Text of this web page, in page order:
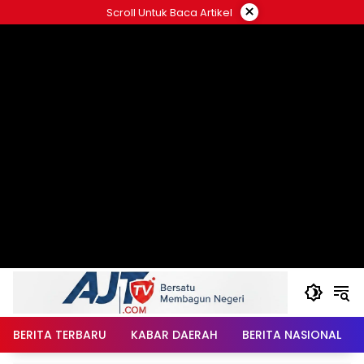
ke
Scroll Untuk Baca Artikel ×
BERITA TERBARU KABAR DAERAH BERITA NASIONAL